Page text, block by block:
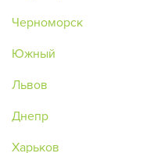
Черноморск
Южный
Львов
Днепр
Харьков